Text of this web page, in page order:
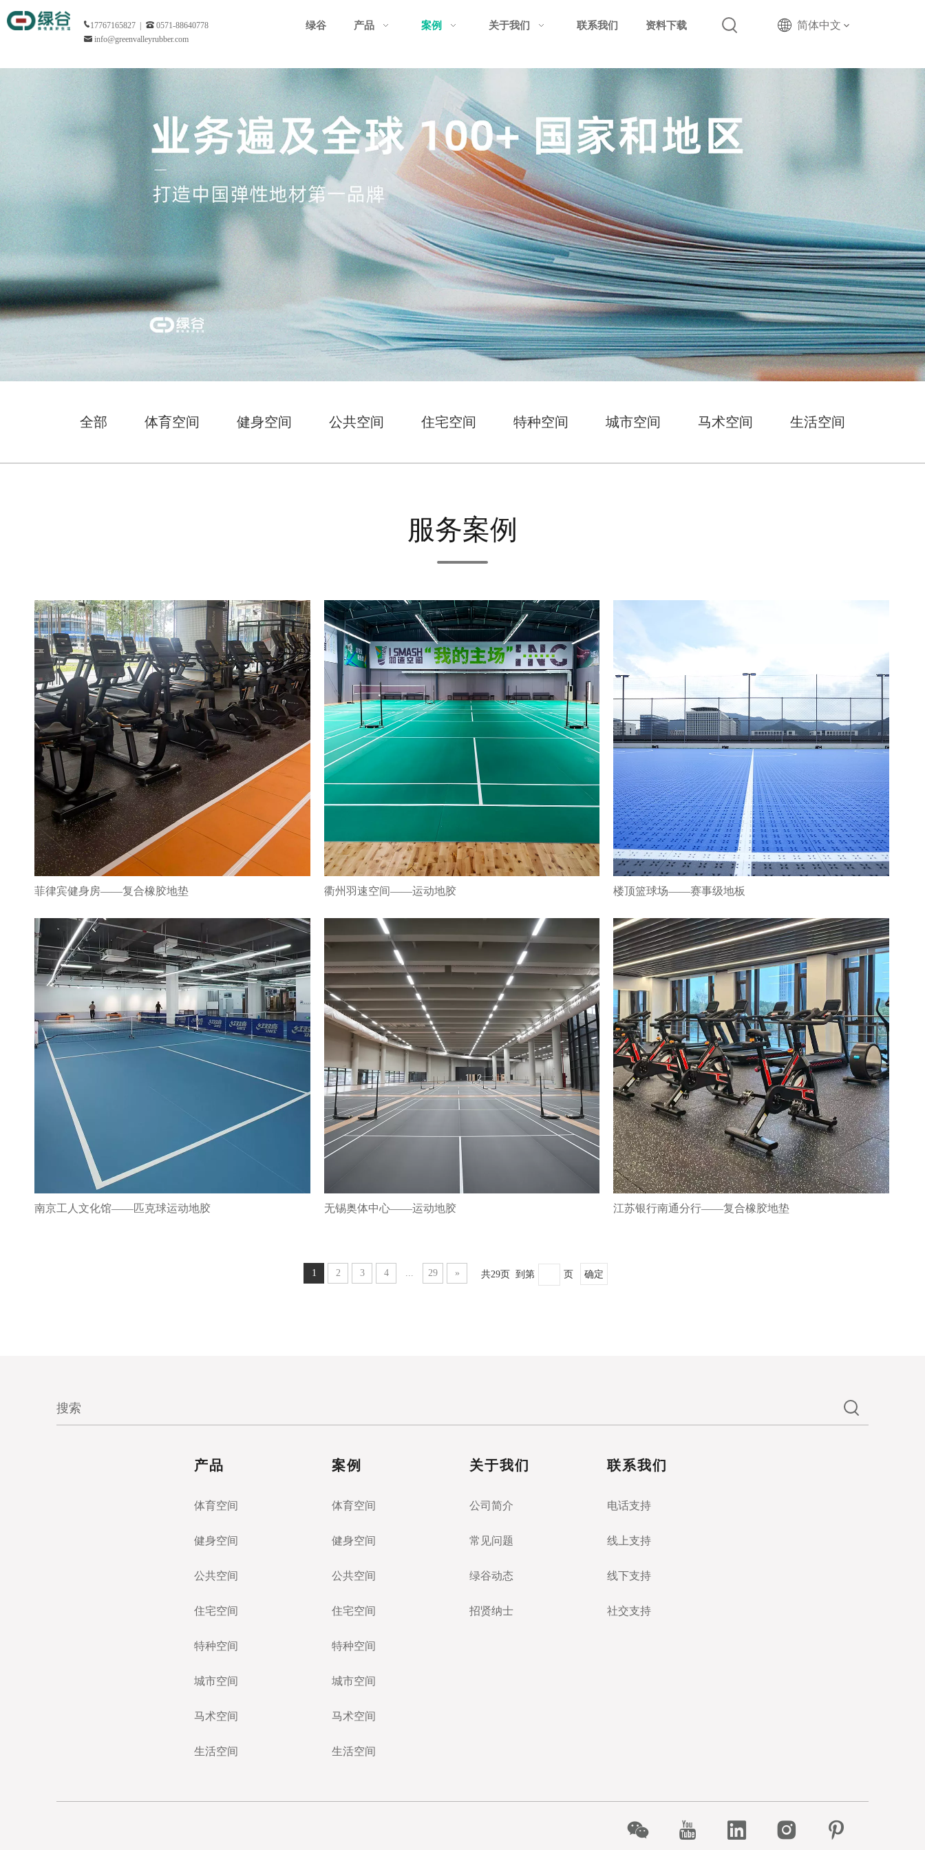
17767165827 |
0571-88640778
info@greenvalleyrubber.com
绿谷 产品 案例 关于我们 联系我们 资料下载 简体中文
全部 体育空间 健身空间 公共空间 住宅空间 特种空间 城市空间 马术空间 生活空间
服务案例
菲律宾健身房——复合橡胶地垫 衢州羽速空间——运动地胶 楼顶篮球场——赛事级地板
南京工人文化馆——匹克球运动地胶 无锡奥体中心——运动地胶 江苏银行南通分行——复合橡胶地垫
1 2 3 4 ... 29 » 共29页 到第 页 确定
产品
体育空间
健身空间
公共空间
住宅空间
特种空间
城市空间
马术空间
生活空间
案例
体育空间
健身空间
公共空间
住宅空间
特种空间
城市空间
马术空间
生活空间
关于我们
公司简介
常见问题
绿谷动态
招贤纳士
联系我们
电话支持
线上支持
线下支持
社交支持